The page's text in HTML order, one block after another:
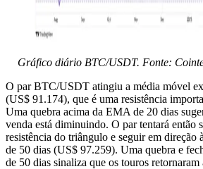
Gráfico diário BTC/USDT. Fonte:
O par BTC/USDT atingiu a média móvel
(US$ 91.174), que é uma resistência
Uma quebra acima da EMA de 20 dias
venda está diminuindo. O par tentará então
resistência do triângulo e seguir em direção
de 50 dias (US$ 97.259). Uma quebra e
de 50 dias sinaliza que os touros retornaram